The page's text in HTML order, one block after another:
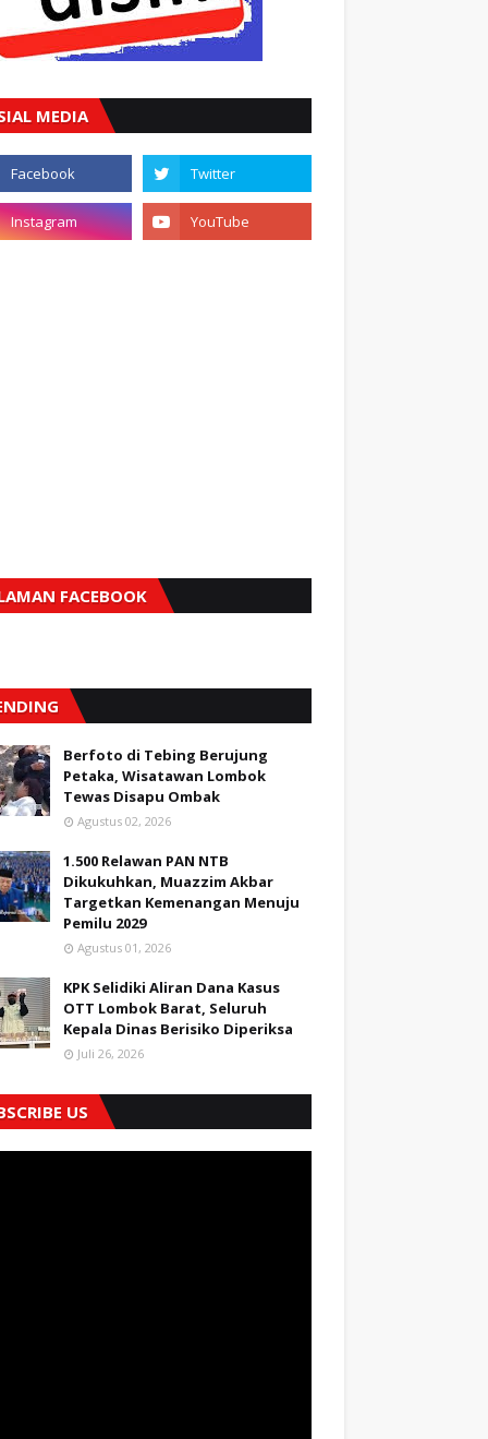
MEDIA
FACEBOOK
Berfoto di Tebing Berujung
Petaka, Wisatawan Lombok
Tewas Disapu Ombak
Agustus 02, 2026
1.500 Relawan PAN NTB
Dikukuhkan, Muazzim Akbar
Targetkan Kemenangan Menuju
Pemilu 2029
Agustus 01, 2026
KPK Selidiki Aliran Dana Kasus
OTT Lombok Barat, Seluruh
Kepala Dinas Berisiko Diperiksa
Juli 26, 2026
US